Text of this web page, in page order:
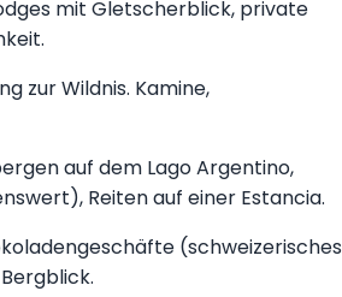
mit Gletscherblick, private
zur Wildnis. Kamine,
auf dem Lago Argentino,
Reiten auf einer Estancia.
(schweizerisches